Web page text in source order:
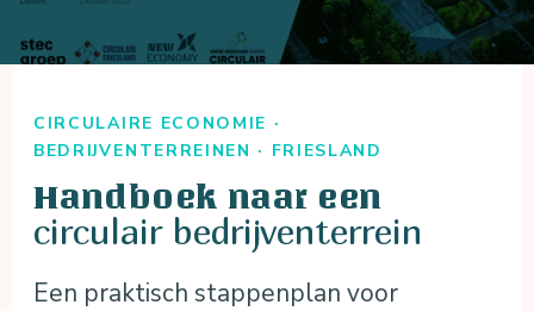
CIRCULAIRE ECONOMIE ·
BEDRIJVENTERREINEN · FRIESLAND
Handboek naar een
circulair bedrijventerrein
Een praktisch stappenplan voor